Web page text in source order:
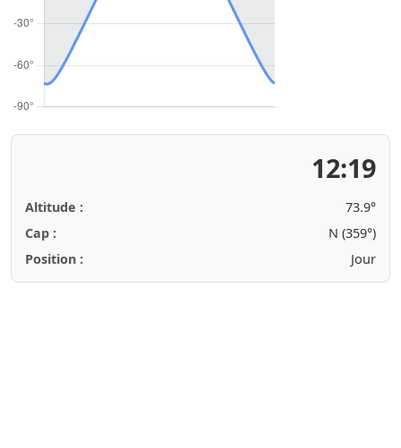
12:19
Altitude :
73.9°
Cap :
N (359°)
Position :
Jour